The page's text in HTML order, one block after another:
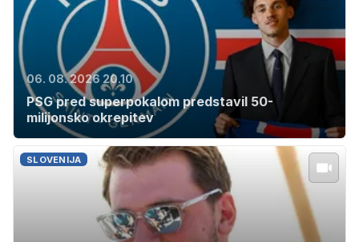
06. 08. 2026 20.10
PSG pred superpokalom predstavil 50-
milijonsko okrepitev
SLOVENIJA